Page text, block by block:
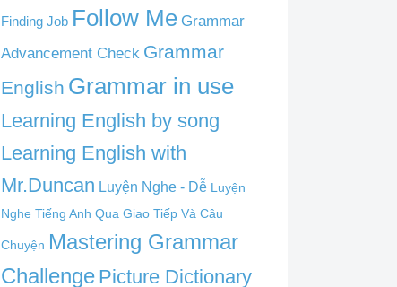
Finding Job Follow Me Grammar
Advancement Check Grammar
English Grammar in use
Learning English by song
Learning English with
Mr.Duncan Luyện Nghe - Dễ Luyện
Nghe Tiếng Anh Qua Giao Tiếp Và Câu
Chuyện Mastering Grammar
Challenge Picture Dictionary